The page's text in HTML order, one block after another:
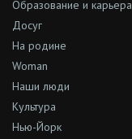
Образование и карьера
Досуг
На родине
Woman
Наши люди
Культура
Нью-Йорк